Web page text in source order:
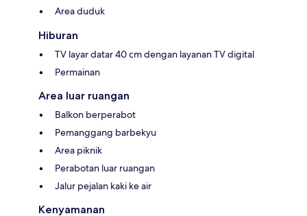
Area duduk
Hiburan
TV layar datar 40 cm dengan layanan TV digital
Permainan
Area luar ruangan
Balkon berperabot
Pemanggang barbekyu
Area piknik
Perabotan luar ruangan
Jalur pejalan kaki ke air
Kenyamanan